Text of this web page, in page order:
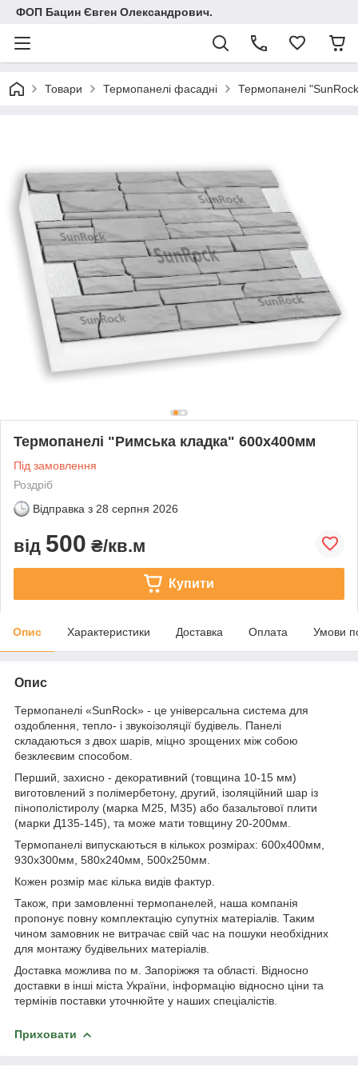
ФОП Бацин Євген Олександрович.
Товари Термопанелі фасадні Термопанелі
Термопанелі "Римська кладка" 600х400мм
Під замовлення
Роздріб
Відправка з 28 серпня 2026
від 500 ₴/кв.м
Купити
Опис Характеристики Доставка Оплата Умови
Опис
Термопанелі «SunRock» - це універсальна система для
оздоблення, тепло- і звукоізоляції будівель. Панелі
складаються з двох шарів, міцно зрощених між собою
безклеєвим способом.
Перший, захисно - декоративний (товщина 10-15 мм)
виготовлений з полімербетону, другий, ізоляційний шар із
пінополістиролу (марка М25, М35) або базальтової плити
(марки Д135-145), та може мати товщину 20-200мм.
Термопанелі випускаються в кількох розмірах: 600х400мм,
930х300мм, 580х240мм, 500х250мм.
Кожен розмір має кілька видів фактур.
Також, при замовленні термопанелей, наша компанія
пропонує повну комплектацію супутніх матеріалів. Таким
чином замовник не витрачає свій час на пошуки необхідних
для монтажу будівельних матеріалів.
Доставка можлива по м. Запоріжжя та області. Відносно
доставки в інші міста України, інформацію відносно ціни та
термінів поставки уточнюйте у наших спеціалістів.
Приховати